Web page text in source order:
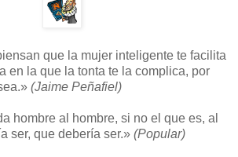
que la mujer inteligente te facilita
en la que la tonta te la complica, por
(Jaime Peñafiel)
hombre al hombre, si no el que es, al
ser, que debería ser.» (Popular)